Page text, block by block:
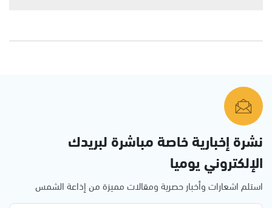
نشرة إخبارية خاصة مباشرة لبريدك
الإلكتروني يوميا
استلم اشعارات وأخبار حصرية ومقالات مميزة من إذاعة الشمس